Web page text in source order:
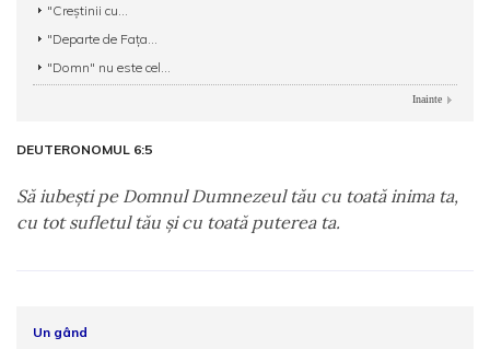
"Creştinii cu...
"Departe de Faţa...
"Domn" nu este cel...
Inainte
DEUTERONOMUL 6:5
Să iubeşti pe Domnul Dumnezeul tău cu toată inima ta,
cu tot sufletul tău şi cu toată puterea ta.
Un gând